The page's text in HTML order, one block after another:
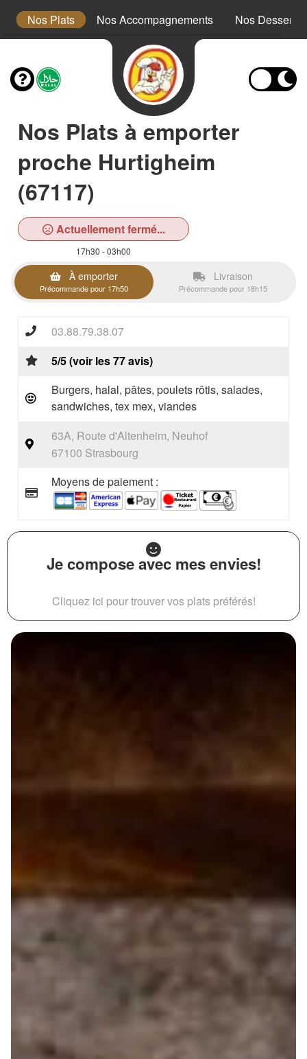
Nos Plats Nos Accompagnements Nos Desserts
Nos Plats à emporter
proche Hurtigheim
(67117)
Actuellement fermé...
17h30 - 03h00
À emporter
Précommande pour 17h50
Livraison
Précommande pour 18h15
03.88.79.38.07
5/5 (voir les 77 avis)
Burgers, halal, pâtes, poulets rôtis, salades,
sandwiches, tex mex, viandes
63A, Route d'Altenheim, Neuhof
67100 Strasbourg
Moyens de paiement :
Je compose avec mes envies!
Cliquez ici pour trouver vos plats préférés!